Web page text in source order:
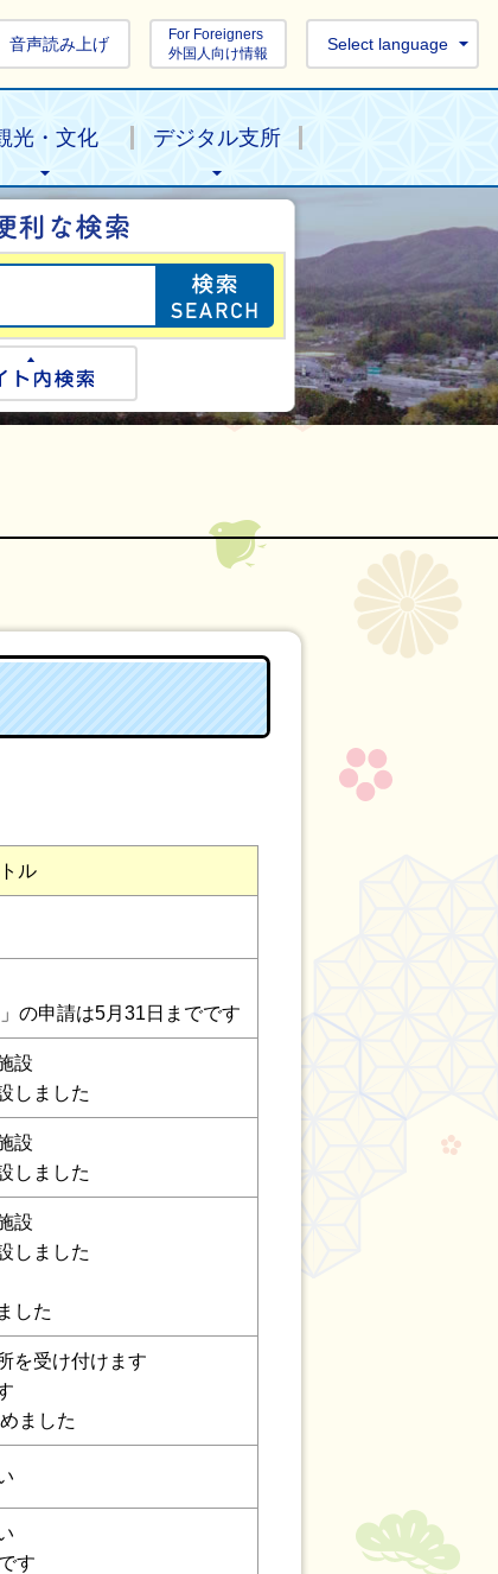
音声読み上げ
For Foreigners
外国人向け情報
Select language
光・文化 デジタル支所
目的の情報を探
索
ル
の申請は5月31日までです
設
しました
設
しました
設
しました
した
を受け付けます
ました
す